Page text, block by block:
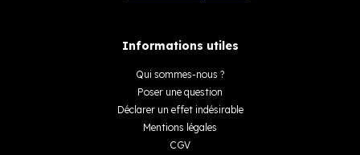
Informations utiles
Qui sommes-nous ?
Poser une question
Déclarer un effet indésirable
Mentions légales
CGV